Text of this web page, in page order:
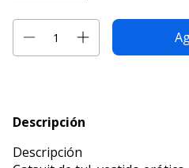
Descripción
Descripción